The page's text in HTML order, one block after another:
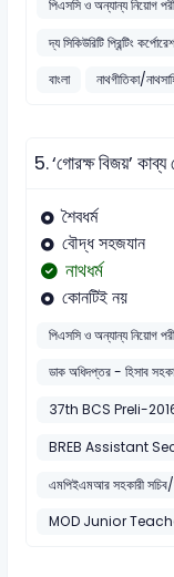
পিএসসি ও অন্যান্য নিয়োগ
দ্য সিকিউরিটি প্রিন্টিং
বাংলা
নাথগীতিকা/
5.‘গোরক্ষ বিজয়’
শৈবধর্ম
বৌদ্ধ সহজযান
নাথধর্ম
কোনটিই নয়
পিএসসি ও অন্যান্য নিয়োগ
ডাক অধিদপ্তর - হিসাব
37th BCS Preli-
BREB Assistant
এমপিইএমআর সহকারী
MOD Junior